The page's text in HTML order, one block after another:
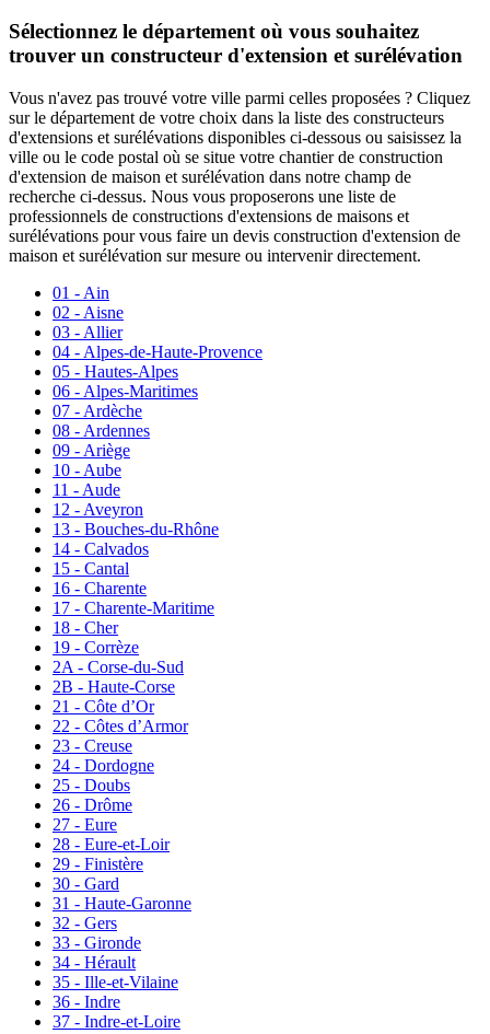
Sélectionnez le département où vous souhaitez
trouver un constructeur d'extension et surélévation
Vous n'avez pas trouvé votre ville parmi celles proposées ? Cliquez
sur le département de votre choix dans la liste des constructeurs
d'extensions et surélévations disponibles ci-dessous ou saisissez la
ville ou le code postal où se situe votre chantier de construction
d'extension de maison et surélévation dans notre champ de
recherche ci-dessus. Nous vous proposerons une liste de
professionnels de constructions d'extensions de maisons et
surélévations pour vous faire un devis construction d'extension de
maison et surélévation sur mesure ou intervenir directement.
01 - Ain
02 - Aisne
03 - Allier
04 - Alpes-de-Haute-Provence
05 - Hautes-Alpes
06 - Alpes-Maritimes
07 - Ardèche
08 - Ardennes
09 - Ariège
10 - Aube
11 - Aude
12 - Aveyron
13 - Bouches-du-Rhône
14 - Calvados
15 - Cantal
16 - Charente
17 - Charente-Maritime
18 - Cher
19 - Corrèze
2A - Corse-du-Sud
2B - Haute-Corse
21 - Côte d’Or
22 - Côtes d’Armor
23 - Creuse
24 - Dordogne
25 - Doubs
26 - Drôme
27 - Eure
28 - Eure-et-Loir
29 - Finistère
30 - Gard
31 - Haute-Garonne
32 - Gers
33 - Gironde
34 - Hérault
35 - Ille-et-Vilaine
36 - Indre
37 - Indre-et-Loire